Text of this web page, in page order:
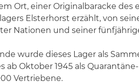
Ort, einer Originalbaracke des
Elsterhorst erzählt, von
Nationen und seiner
wurde dieses Lager als
ab Oktober 1945 als
Vertriebene.